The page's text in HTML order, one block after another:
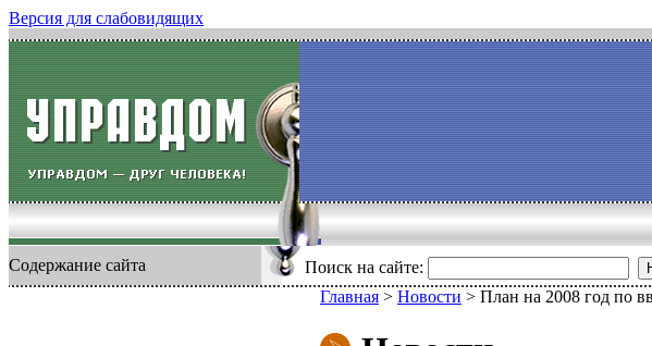
Версия для слабовидящих
Содержание сайта Поиск на сайте:
Главная > Новости > План на 2008 год по